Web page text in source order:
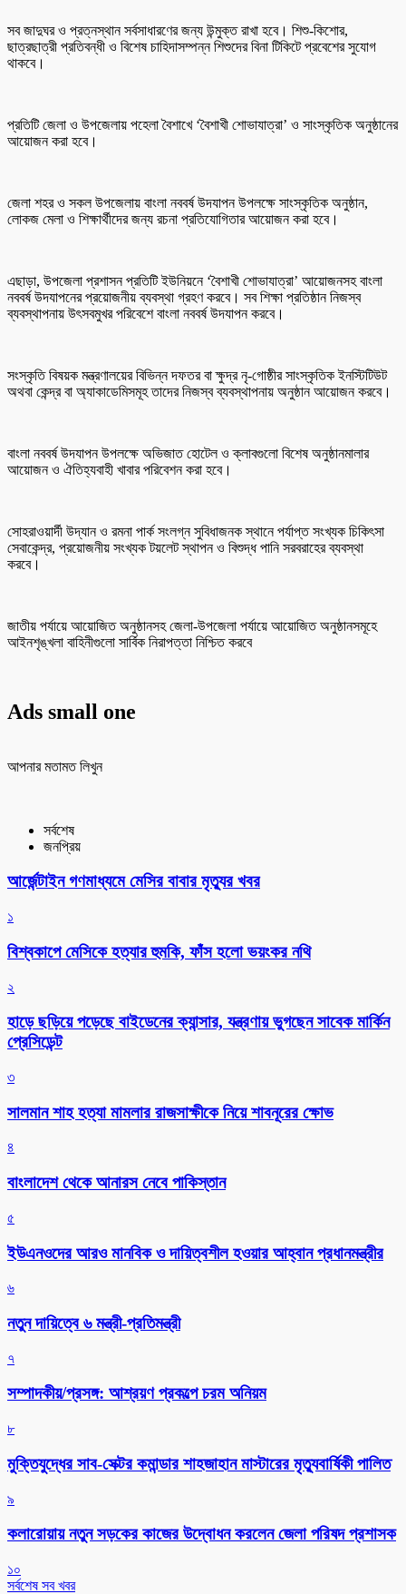
সব জাদুঘর ও প্রত্নস্থান সর্বসাধারণের জন্য উন্মুক্ত রাখা হবে। শিশু-কিশোর,
ছাত্রছাত্রী প্রতিবন্ধী ও বিশেষ চাহিদাসম্পন্ন শিশুদের বিনা টিকিটে প্রবেশের সুযোগ
থাকবে।
প্রতিটি জেলা ও উপজেলায় পহেলা বৈশাখে ‘বৈশাখী শোভাযাত্রা’ ও সাংস্কৃতিক অনুষ্ঠানের
আয়োজন করা হবে।
জেলা শহর ও সকল উপজেলায় বাংলা নববর্ষ উদযাপন উপলক্ষে সাংস্কৃতিক অনুষ্ঠান,
লোকজ মেলা ও শিক্ষার্থীদের জন্য রচনা প্রতিযোগিতার আয়োজন করা হবে।
এছাড়া, উপজেলা প্রশাসন প্রতিটি ইউনিয়নে ‘বৈশাখী শোভাযাত্রা’ আয়োজনসহ বাংলা
নববর্ষ উদযাপনের প্রয়োজনীয় ব্যবস্থা গ্রহণ করবে। সব শিক্ষা প্রতিষ্ঠান নিজস্ব
ব্যবস্থাপনায় উৎসবমুখর পরিবেশে বাংলা নববর্ষ উদযাপন করবে।
সংস্কৃতি বিষয়ক মন্ত্রণালয়ের বিভিন্ন দফতর বা ক্ষুদ্র নৃ-গোষ্ঠীর সাংস্কৃতিক ইনস্টিটিউট
অথবা কেন্দ্র বা অ্যাকাডেমিসমূহ তাদের নিজস্ব ব্যবস্থাপনায় অনুষ্ঠান আয়োজন করবে।
বাংলা নববর্ষ উদযাপন উপলক্ষে অভিজাত হোটেল ও ক্লাবগুলো বিশেষ অনুষ্ঠানমালার
আয়োজন ও ঐতিহ্যবাহী খাবার পরিবেশন করা হবে।
সোহরাওয়ার্দী উদ্যান ও রমনা পার্ক সংলগ্ন সুবিধাজনক স্থানে পর্যাপ্ত সংখ্যক চিকিৎসা
সেবাকেন্দ্র, প্রয়োজনীয় সংখ্যক টয়লেট স্থাপন ও বিশুদ্ধ পানি সরবরাহের ব্যবস্থা
করবে।
জাতীয় পর্যায়ে আয়োজিত অনুষ্ঠানসহ জেলা-উপজেলা পর্যায়ে আয়োজিত অনুষ্ঠানসমূহে
আইনশৃঙ্খলা বাহিনীগুলো সার্বিক নিরাপত্তা নিশ্চিত করবে
Ads small one
আপনার মতামত লিখুন
সর্বশেষ
জনপ্রিয়
আর্জেন্টাইন গণমাধ্যমে মেসির বাবার মৃত্যুর খবর
১
বিশ্বকাপে মেসিকে হত্যার হুমকি, ফাঁস হলো ভয়ংকর নথি
২
হাড়ে ছড়িয়ে পড়েছে বাইডেনের ক্যান্সার, যন্ত্রণায় ভুগছেন সাবেক মার্কিন
প্রেসিডেন্ট
৩
সালমান শাহ হত্যা মামলার রাজসাক্ষীকে নিয়ে শাবনূরের ক্ষোভ
৪
বাংলাদেশ থেকে আনারস নেবে পাকিস্তান
৫
ইউএনওদের আরও মানবিক ও দায়িত্বশীল হওয়ার আহ্বান প্রধানমন্ত্রীর
৬
নতুন দায়িত্বে ৬ মন্ত্রী-প্রতিমন্ত্রী
৭
সম্পাদকীয়/প্রসঙ্গ: আশ্রয়ণ প্রকল্পে চরম অনিয়ম
৮
মুক্তিযুদ্ধের সাব-সেক্টর কমান্ডার শাহজাহান মাস্টারের মৃত্যুবার্ষিকী পালিত
৯
কলারোয়ায় নতুন সড়কের কাজের উদ্বোধন করলেন জেলা পরিষদ প্রশাসক
১০
সর্বশেষ সব খবর